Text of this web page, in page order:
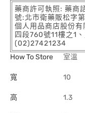
藥商許可執照: 藥商
號:北市衛藥販松字
個人用品商店股份
四段760號11樓之1
(02)27421234
How To Store
室溫
寬 10
高 1.3